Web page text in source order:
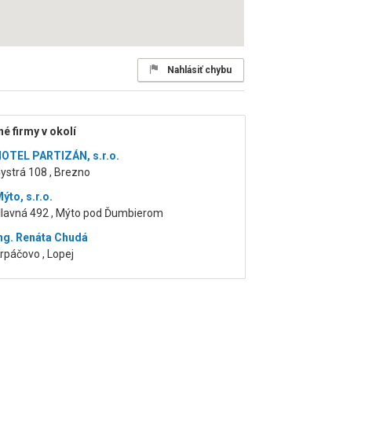
Nahlásiť chybu
firmy v okolí
PARTIZÁN, s.r.o.
108 , Brezno
s.r.o.
492 , Mýto pod Ďumbierom
Renáta Chudá
, Lopej